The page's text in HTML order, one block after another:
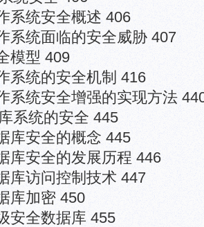
系统安全概述 406
系统面临的安全威胁 407
模型 409
系统的安全机制 416
系统安全增强的实现方法
系统的安全 445
库安全的概念 445
库安全的发展历程 446
库访问控制技术 447
库加密 450
安全数据库 455